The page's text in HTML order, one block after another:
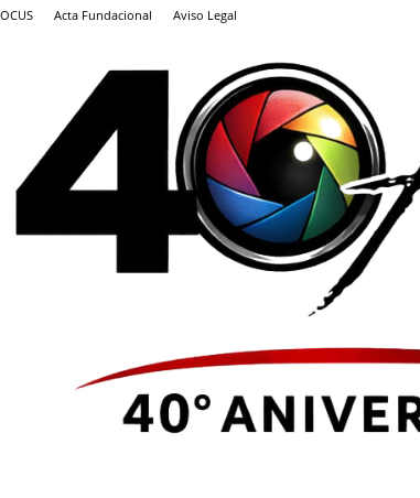
Acta Fundacional Aviso Legal